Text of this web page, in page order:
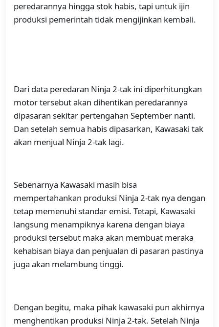
peredarannya hingga stok habis, tapi untuk ijin
produksi pemerintah tidak mengijinkan kembali.
Dari data peredaran Ninja 2-tak ini diperhitungkan
motor tersebut akan dihentikan peredarannya
dipasaran sekitar pertengahan September nanti.
Dan setelah semua habis dipasarkan, Kawasaki tak
akan menjual Ninja 2-tak lagi.
Sebenarnya Kawasaki masih bisa
mempertahankan produksi Ninja 2-tak nya dengan
tetap memenuhi standar emisi. Tetapi, Kawasaki
langsung menampiknya karena dengan biaya
produksi tersebut maka akan membuat meraka
kehabisan biaya dan penjualan di pasaran pastinya
juga akan melambung tinggi.
Dengan begitu, maka pihak kawasaki pun akhirnya
menghentikan produksi Ninja 2-tak. Setelah Ninja